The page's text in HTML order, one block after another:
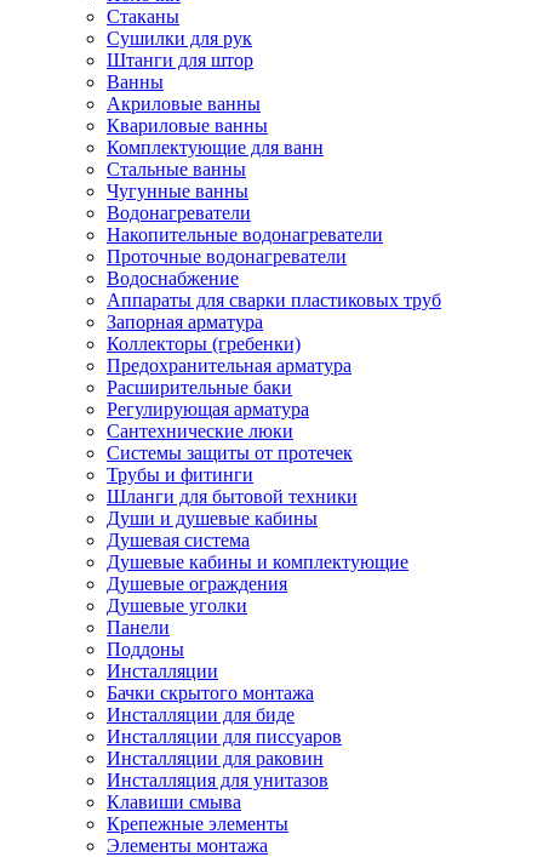
Стаканы
Сушилки для рук
Штанги для штор
Ванны
Акриловые ванны
Квариловые ванны
Комплектующие для ванн
Стальные ванны
Чугунные ванны
Водонагреватели
Накопительные водонагреватели
Проточные водонагреватели
Водоснабжение
Аппараты для сварки пластиковых труб
Запорная арматура
Коллекторы (гребенки)
Предохранительная арматура
Расширительные баки
Регулирующая арматура
Сантехнические люки
Системы защиты от протечек
Трубы и фитинги
Шланги для бытовой техники
Души и душевые кабины
Душевая система
Душевые кабины и комплектующие
Душевые ограждения
Душевые уголки
Панели
Поддоны
Инсталляции
Бачки скрытого монтажа
Инсталляции для биде
Инсталляции для писсуаров
Инсталляции для раковин
Инсталляция для унитазов
Клавиши смыва
Крепежные элементы
Элементы монтажа